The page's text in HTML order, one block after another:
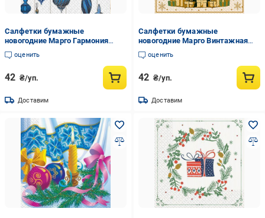
Салфетки бумажные
новогодние Марго Гармония
игрушек 18 шт.. (22358318)
оценить
42 ₴/уп.
Доставим
Салфетки бумажные
новогодние Марго Винтажная
елка 18 шт. (22358320)
оценить
42 ₴/уп.
Доставим